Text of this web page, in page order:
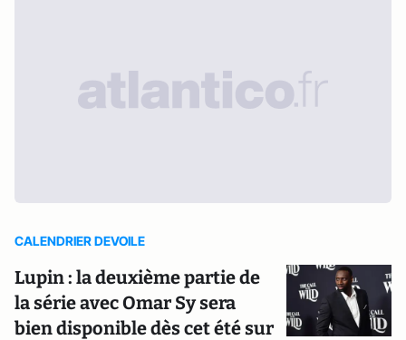
CALENDRIER DEVOILE
Lupin : la deuxième partie de
la série avec Omar Sy sera
bien disponible dès cet été sur